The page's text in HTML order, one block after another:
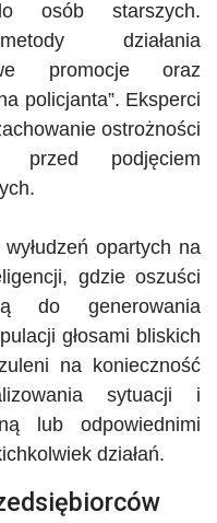
osób starszych.
działania
promocje oraz
policjanta”. Eksperci
ostrożności
przed podjęciem
opartych na
gdzie oszuści
do generowania
głosami bliskich
na konieczność
sytuacji i
lub odpowiednimi
działań.